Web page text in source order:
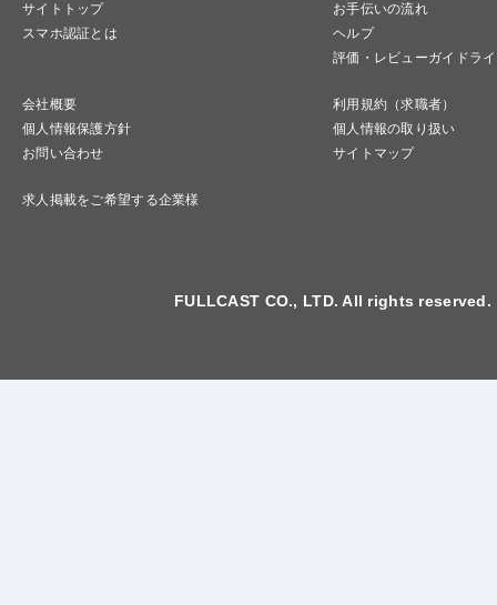
サイトトップ
お手伝いの流れ
スマホ認証とは
ヘルプ
評価・レビューガイドラ
会社概要
利用規約（求職者）
個人情報保護方針
個人情報の取り扱い
お問い合わせ
サイトマップ
求人掲載をご希望する企業様
FULLCAST CO., LTD. All rights reserved.